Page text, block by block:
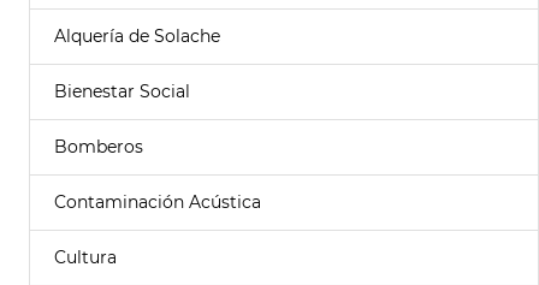
Alquería de Solache
Bienestar Social
Bomberos
Contaminación Acústica
Cultura